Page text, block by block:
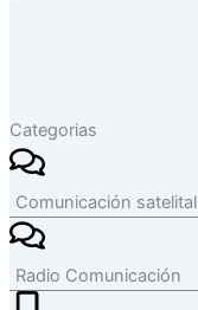
Categorias
Comunicación satelital
Radio Comunicación